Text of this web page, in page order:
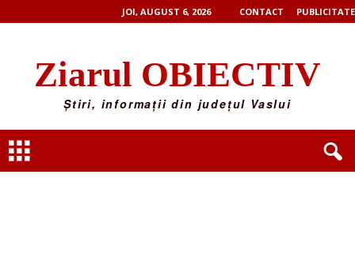
JOI, AUGUST 6, 2026 CONTACT PUBLICITATE
Ziarul OBIECTIV
Știri, informații din județul Vaslui